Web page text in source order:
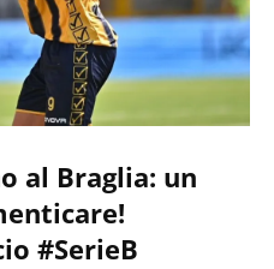
al Braglia: un
#SerieB